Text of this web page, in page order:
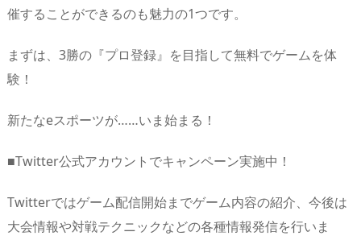
催することができるのも魅力の1つです。
まずは、3勝の『プロ登録』を目指して無料でゲームを体
験！
新たなeスポーツが……いま始まる！
■Twitter公式アカウントでキャンペーン実施中！
Twitterではゲーム配信開始までゲーム内容の紹介、今後は
大会情報や対戦テクニックなどの各種情報発信を行いま